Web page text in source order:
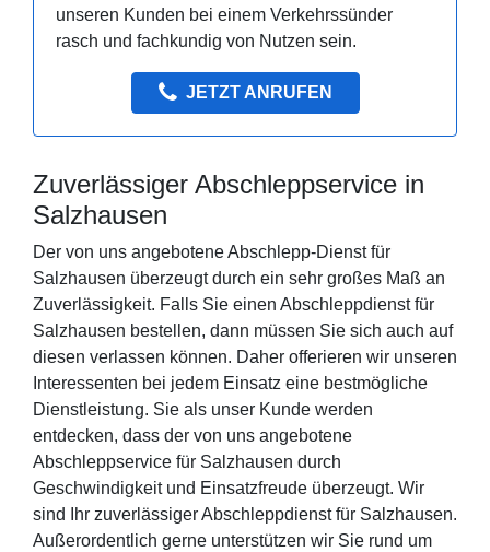
unseren Kunden bei einem Verkehrssünder
rasch und fachkundig von Nutzen sein.
JETZT ANRUFEN
Zuverlässiger Abschleppservice in
Salzhausen
Der von uns angebotene Abschlepp-Dienst für
Salzhausen überzeugt durch ein sehr großes Maß an
Zuverlässigkeit. Falls Sie einen Abschleppdienst für
Salzhausen bestellen, dann müssen Sie sich auch auf
diesen verlassen können. Daher offerieren wir unseren
Interessenten bei jedem Einsatz eine bestmögliche
Dienstleistung. Sie als unser Kunde werden
entdecken, dass der von uns angebotene
Abschleppservice für Salzhausen durch
Geschwindigkeit und Einsatzfreude überzeugt. Wir
sind Ihr zuverlässiger Abschleppdienst für Salzhausen.
Außerordentlich gerne unterstützen wir Sie rund um